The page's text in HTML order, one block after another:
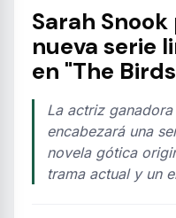
Sarah
nueva serie
en "The Birds
La actriz
encabezará una
novela gótica
trama actual y un